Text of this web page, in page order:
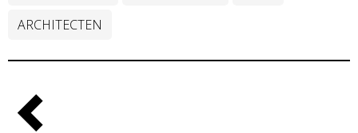
ARCHITECTEN